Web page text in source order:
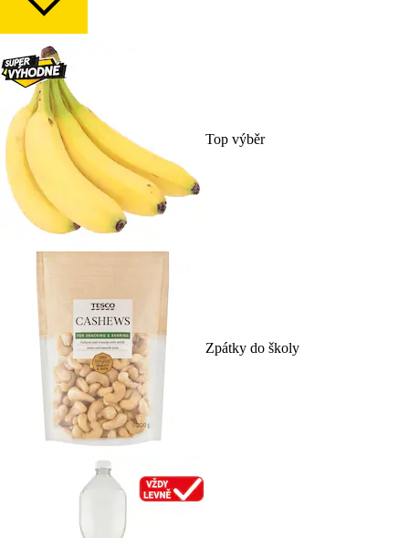
Top výběr
Zpátky do školy